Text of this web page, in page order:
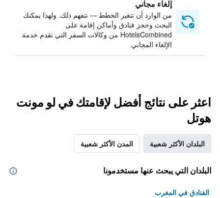
إلغاء مجاني
من الوارد أن تتغير الخطط — نتفهم ذلك. ولهذا يمكنك
البحث وحجز فنادق وأماكن إقامة على
HotelsCombined من وكالات السفر التي تقدم خدمة
الإلغاء المجاني
اعثر على نتائج أفضل لإقامتك في لو مونت
هوتل
البلدان الأكثر شعبية المدن الأكثر شعبية
البلدان التي يبحث عنها مستخدمونا
الفنادق في المغرب